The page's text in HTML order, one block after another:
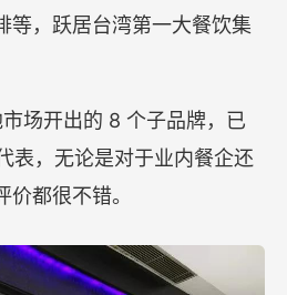
等，跃居台湾第一大餐饮集
场开出的 8 个子品牌，已
表，无论是对于业内餐企还
都很不错。